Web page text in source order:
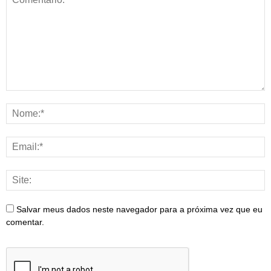
Salvar meus dados neste navegador para a próxima vez que eu
comentar.